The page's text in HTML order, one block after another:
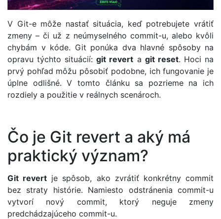
V Git-e môže nastať situácia, keď potrebujete vrátiť
zmeny – či už z neúmyselného commit-u, alebo kvôli
chybám v kóde. Git ponúka dva hlavné spôsoby na
opravu týchto situácií:git revert a git reset. Hoci na
prvý pohľad môžu pôsobiť podobne, ich fungovanie je
úplne odlišné. V tomto článku sa pozrieme na ich
rozdiely a použitie v reálnych scenároch.
Čo je Git revert a aký má
praktický význam?
Git revert je spôsob, ako zvrátiť konkrétny commit
bez straty histórie. Namiesto odstránenia commit-u
vytvorí nový commit, ktorý neguje zmeny
predchádzajúceho commit-u.